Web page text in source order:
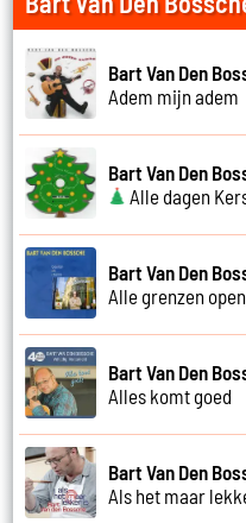
Bart Van Den
Adem mijn adem
Bart Van Den
Alle dagen
Bart Van Den
Alle grenzen open
Bart Van Den
Alles komt goed
Bart Van Den
Als het maar